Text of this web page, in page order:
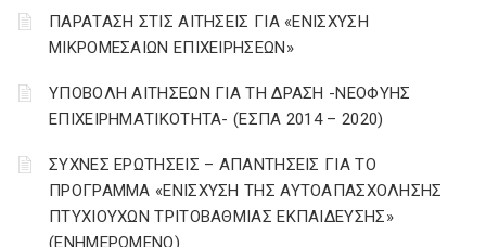
ΠΑΡΑΤΑΣΗ ΣΤΙΣ ΑΙΤΗΣΕΙΣ ΓΙΑ «ΕΝΙΣΧΥΣΗ
ΜΙΚΡΟΜΕΣΑΙΩΝ ΕΠΙΧΕΙΡΗΣΕΩΝ»
ΥΠΟΒΟΛΗ ΑΙΤΗΣΕΩΝ ΓΙΑ ΤΗ ΔΡΑΣΗ -ΝΕΟΦΥΗΣ
ΕΠΙΧΕΙΡΗΜΑΤΙΚΟΤΗΤΑ- (ΕΣΠΑ 2014 – 2020)
ΣΥΧΝΕΣ ΕΡΩΤΗΣΕΙΣ – ΑΠΑΝΤΗΣΕΙΣ ΓΙΑ ΤΟ
ΠΡΟΓΡΑΜΜΑ «ΕΝΙΣΧΥΣΗ ΤΗΣ ΑΥΤΟΑΠΑΣΧΟΛΗΣΗΣ
ΠΤΥΧΙΟΥΧΩΝ ΤΡΙΤΟΒΑΘΜΙΑΣ ΕΚΠΑΙΔΕΥΣΗΣ»
(ΕΝΗΜΕΡΩΜΕΝΟ)